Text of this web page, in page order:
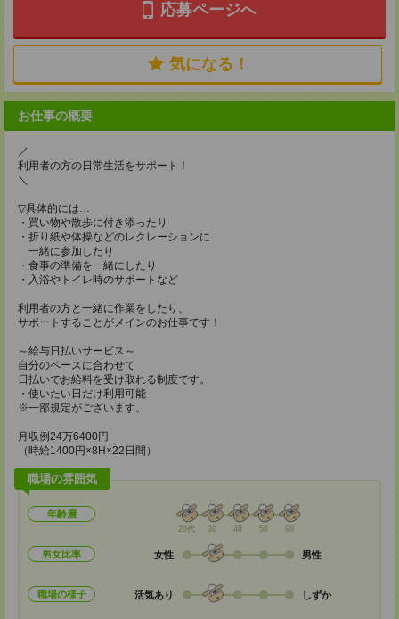
応募ページへ
気になる！
お仕事の概要
／
利用者の方の日常生活をサポート！
＼
▽具体的には…
・買い物や散歩に付き添ったり
・折り紙や体操などのレクレーションに
一緒に参加したり
・食事の準備を一緒にしたり
・入浴やトイレ時のサポートなど
利用者の方と一緒に作業をしたり、
サポートすることがメインのお仕事です！
～給与日払いサービス～
自分のペースに合わせて
日払いでお給料を受け取れる制度です。
・使いたい日だけ利用可能
※一部規定がございます。
月収例24万6400円
（時給1400円×8H×22日間）
職場の雰囲気
年齢層
20代 30 40 50 60
男女比率 女性 男性
職場の様子 活気あり しずか